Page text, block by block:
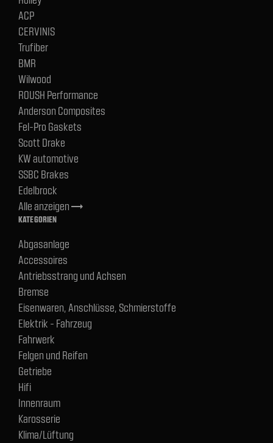
ACP
CERVINIS
Trufiber
BMR
Wilwood
ROUSH Performance
Anderson Composites
Fel-Pro Gaskets
Scott Drake
KW automotive
SSBC Brakes
Edelbrock
Alle anzeigentrending_flat
KATEGORIEN
Abgasanlage
Accessoires
Antriebsstrang und Achsen
Bremse
Eisenwaren, Anschlüsse, Schmierstoffe
Elektrik - Fahrzeug
Fahrwerk
Felgen und Reifen
Getriebe
Hifi
Innenraum
Karosserie
Klima/Lüftung